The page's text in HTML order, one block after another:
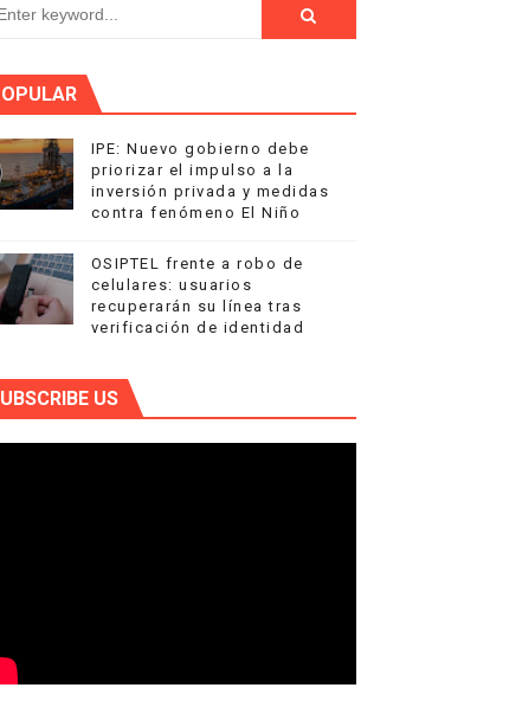
IPE: Nuevo gobierno debe
priorizar el impulso a la
inversión privada y medidas
contra fenómeno El Niño
OSIPTEL frente a robo de
celulares: usuarios
recuperarán su línea tras
verificación de identidad
US